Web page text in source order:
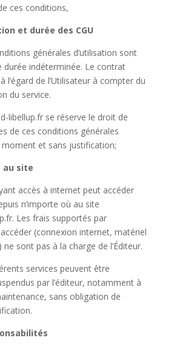
ces conditions,
et durée des CGU
générales d’utilisation sont
durée indéterminée. Le contrat
l’égard de l’Utilisateur à compter du
du service.
libellup.fr se réserve le droit de
de ces conditions générales
moment et sans justification;
au site
accès à internet peut accéder
n’importe où au site
Les frais supportés par
(connexion internet, matériel
sont pas à la charge de l’Éditeur.
services peuvent être
par l’éditeur, notamment à
sans obligation de